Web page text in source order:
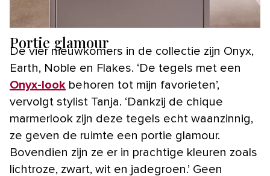
Portie glamour
De vier nieuwkomers in de collectie zijn Onyx,
Earth, Noble en Flakes. ‘De tegels met een
Onyx-look behoren tot mijn favorieten’,
vervolgt stylist Tanja. ‘Dankzij de chique
marmerlook zijn deze tegels echt waanzinnig,
ze geven de ruimte een portie glamour.
Bovendien zijn ze er in prachtige kleuren zoals
lichtroze, zwart, wit en jadegroen.’ Geen